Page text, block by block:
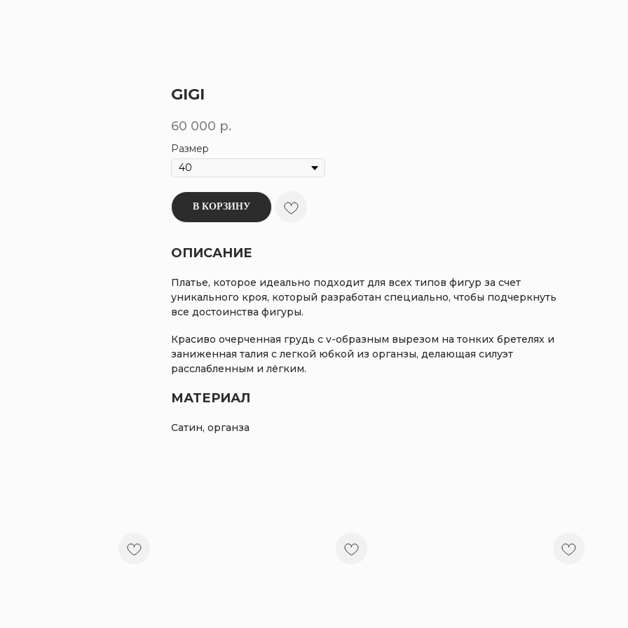
GIGI
60 000 р.
Размер
В КОРЗИНУ
ОПИСАНИЕ
Платье, которое идеально подходит для всех типов фигур за счет
уникального кроя, который разработан специально, чтобы подчеркнуть
все достоинства фигуры.
Красиво очерченная грудь с v-образным вырезом на тонких бретелях и
заниженная талия с легкой юбкой из органзы, делающая силуэт
расслабленным и лёгким.
МАТЕРИАЛ
Сатин, органза